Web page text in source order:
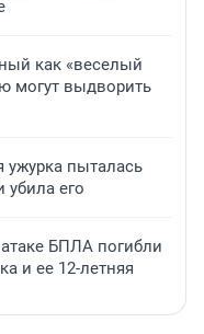
как «веселый
могут выдворить
ужурка пыталась
убила его
БПЛА погибли
и ее 12-летняя